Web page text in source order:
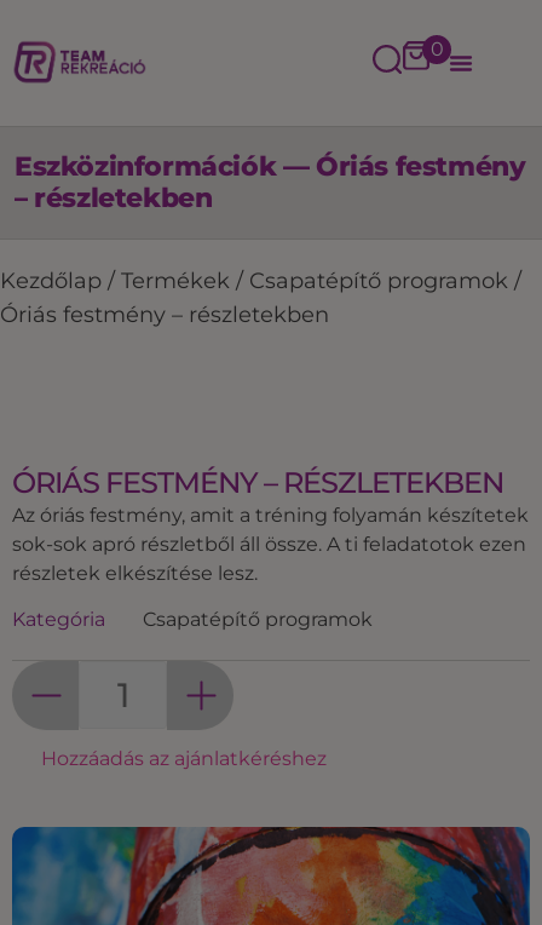
0
Eszközinformációk — Óriás festmény
– részletekben
Kezdőlap / Termékek / Csapatépítő programok /
Óriás festmény – részletekben
ÓRIÁS FESTMÉNY – RÉSZLETEKBEN
Az óriás festmény, amit a tréning folyamán készítetek
sok-sok apró részletből áll össze. A ti feladatotok ezen
részletek elkészítése lesz.
Kategória Csapatépítő programok
Hozzáadás az ajánlatkéréshez